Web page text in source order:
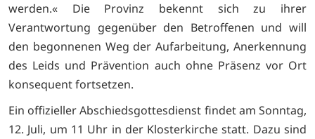
werden.« Die Provinz bekennt sich zu ihrer
Verantwortung gegenüber den Betroffenen und will
den begonnenen Weg der Aufarbeitung, Anerkennung
des Leids und Prävention auch ohne Präsenz vor Ort
konsequent fortsetzen.
Ein offizieller Abschiedsgottesdienst findet am Sonntag,
12. Juli, um 11 Uhr in der Klosterkirche statt. Dazu sind